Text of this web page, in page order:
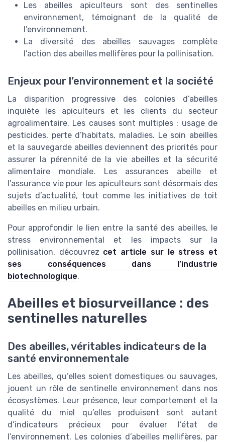
Les abeilles apiculteurs sont des sentinelles
environnement, témoignant de la qualité de
l’environnement.
La diversité des abeilles sauvages complète
l’action des abeilles mellifères pour la pollinisation.
Enjeux pour l’environnement et la société
La disparition progressive des colonies d’abeilles
inquiète les apiculteurs et les clients du secteur
agroalimentaire. Les causes sont multiples : usage de
pesticides, perte d’habitats, maladies. Le soin abeilles
et la sauvegarde abeilles deviennent des priorités pour
assurer la pérennité de la vie abeilles et la sécurité
alimentaire mondiale. Les assurances abeille et
l’assurance vie pour les apiculteurs sont désormais des
sujets d’actualité, tout comme les initiatives de toit
abeilles en milieu urbain.
Pour approfondir le lien entre la santé des abeilles, le
stress environnemental et les impacts sur la
pollinisation, découvrez cet article sur le stress et
ses conséquences dans l’industrie
biotechnologique.
Abeilles et biosurveillance : des
sentinelles naturelles
Des abeilles, véritables indicateurs de la
santé environnementale
Les abeilles, qu’elles soient domestiques ou sauvages,
jouent un rôle de sentinelle environnement dans nos
écosystèmes. Leur présence, leur comportement et la
qualité du miel qu’elles produisent sont autant
d’indicateurs précieux pour évaluer l’état de
l’environnement. Les colonies d’abeilles mellifères, par